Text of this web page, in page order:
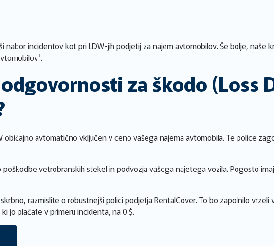
nabor incidentov kot pri LDW-jih podjetij za najem avtomobilov. Še bolje, naše
†.
za škodo (Loss
običajno avtomatično vključen v ceno vašega najema avtomobila. Te police
vetrobranskih stekel in podvozja vašega najetega vozila. Pogosto
razmislite o robustnejši polici podjetja RentalCover. To bo zapolnilo vrzeli
jo plačate v primeru incidenta, na 0 $.